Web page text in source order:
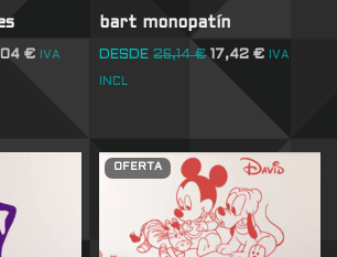
€ IVA
bart monopatín
DESDE 26,14€ 17,42€ IVA
INCL
OFERTA